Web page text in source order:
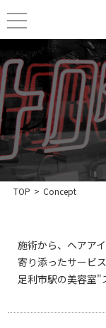
TOP > Concept
施術から、ヘアア
寄り添ったサービ
足利市駅の美容室"